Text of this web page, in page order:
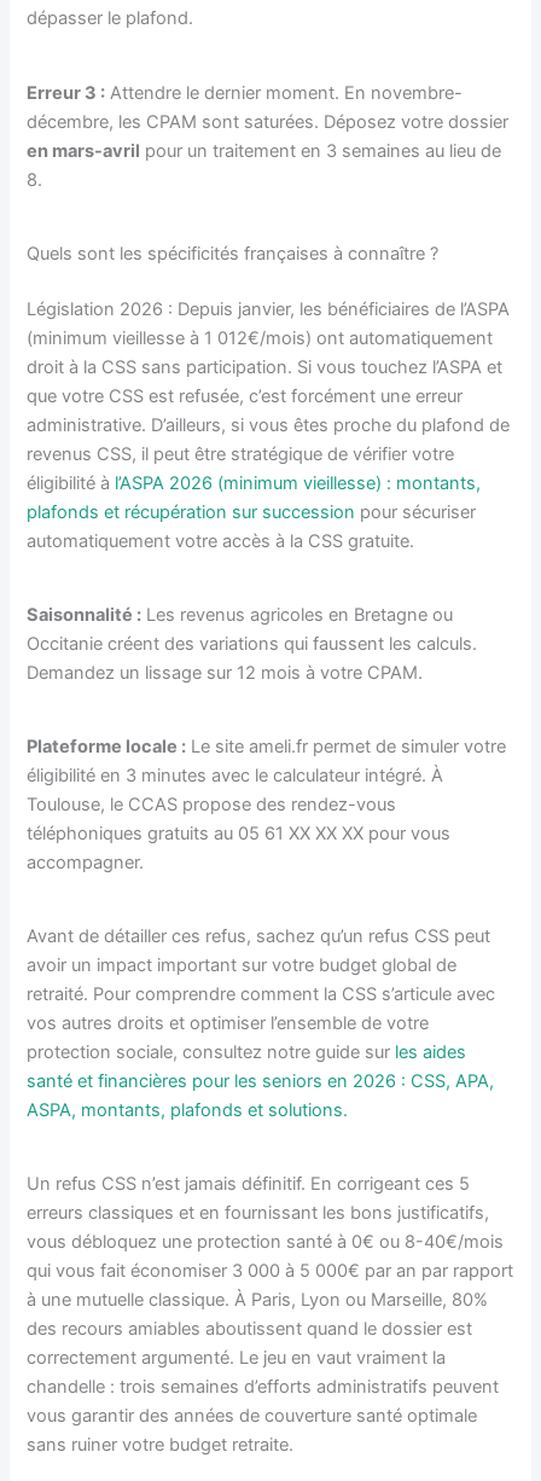
dépasser le plafond.
Erreur 3 : Attendre le dernier moment. En novembre-
décembre, les CPAM sont saturées. Déposez votre dossier
en mars-avril pour un traitement en 3 semaines au lieu de
8.
Quels sont les spécificités françaises à connaître ?
Législation 2026 : Depuis janvier, les bénéficiaires de l’ASPA
(minimum vieillesse à 1 012€/mois) ont automatiquement
droit à la CSS sans participation. Si vous touchez l’ASPA et
que votre CSS est refusée, c’est forcément une erreur
administrative. D’ailleurs, si vous êtes proche du plafond de
revenus CSS, il peut être stratégique de vérifier votre
éligibilité à l’ASPA 2026 (minimum vieillesse) : montants,
plafonds et récupération sur succession pour sécuriser
automatiquement votre accès à la CSS gratuite.
Saisonnalité : Les revenus agricoles en Bretagne ou
Occitanie créent des variations qui faussent les calculs.
Demandez un lissage sur 12 mois à votre CPAM.
Plateforme locale : Le site ameli.fr permet de simuler votre
éligibilité en 3 minutes avec le calculateur intégré. À
Toulouse, le CCAS propose des rendez-vous
téléphoniques gratuits au 05 61 XX XX XX pour vous
accompagner.
Avant de détailler ces refus, sachez qu’un refus CSS peut
avoir un impact important sur votre budget global de
retraité. Pour comprendre comment la CSS s’articule avec
vos autres droits et optimiser l’ensemble de votre
protection sociale, consultez notre guide sur les aides
santé et financières pour les seniors en 2026 : CSS, APA,
ASPA, montants, plafonds et solutions.
Un refus CSS n’est jamais définitif. En corrigeant ces 5
erreurs classiques et en fournissant les bons justificatifs,
vous débloquez une protection santé à 0€ ou 8-40€/mois
qui vous fait économiser 3 000 à 5 000€ par an par rapport
à une mutuelle classique. À Paris, Lyon ou Marseille, 80%
des recours amiables aboutissent quand le dossier est
correctement argumenté. Le jeu en vaut vraiment la
chandelle : trois semaines d’efforts administratifs peuvent
vous garantir des années de couverture santé optimale
sans ruiner votre budget retraite.